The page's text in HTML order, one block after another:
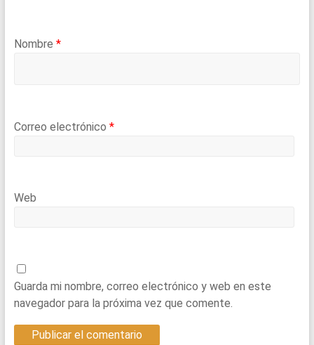
Nombre *
Correo electrónico *
Web
Guarda mi nombre, correo electrónico y web en este
navegador para la próxima vez que comente.